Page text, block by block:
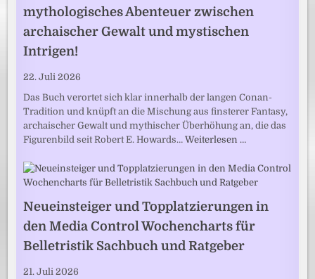
mythologisches Abenteuer zwischen
archaischer Gewalt und mystischen
Intrigen!
22. Juli 2026
Das Buch verortet sich klar innerhalb der langen Conan-
Tradition und knüpft an die Mischung aus finsterer Fantasy,
archaischer Gewalt und mythischer Überhöhung an, die das
Figurenbild seit Robert E. Howards…Weiterlesen …
Neueinsteiger und Topplatzierungen in
den Media Control Wochencharts für
Belletristik Sachbuch und Ratgeber
21. Juli 2026